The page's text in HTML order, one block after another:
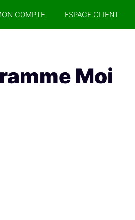
COMPTE ESPACE CLIENT
Moi